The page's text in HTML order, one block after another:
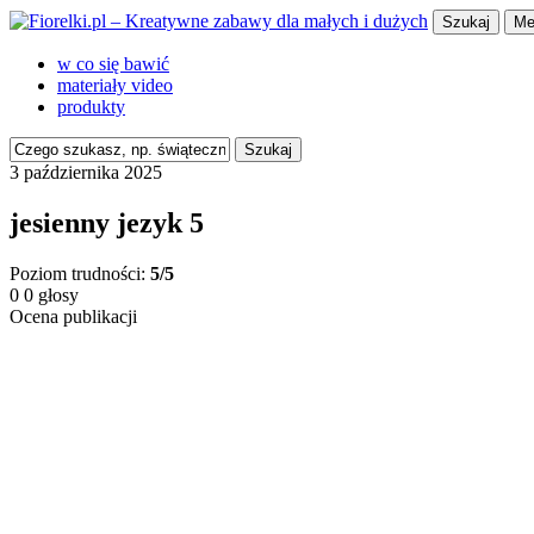
Szukaj
w co się bawić
materiały video
produkty
Szukaj
3 października 2025
jesienny jezyk 5
Poziom trudności: 5/5
0 0 głosy
Ocena publikacji